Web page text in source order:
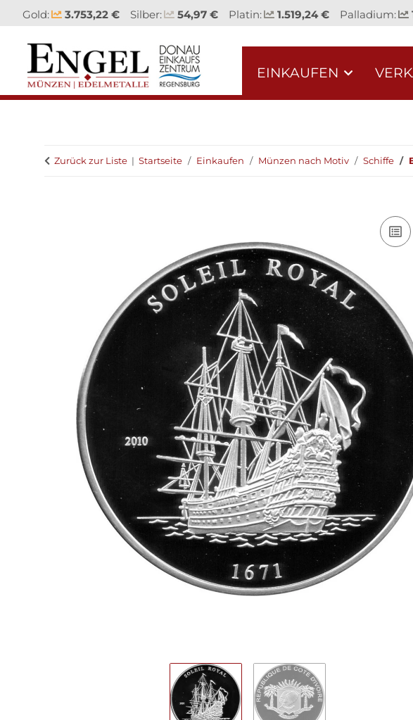
Gold: 3.753,22 € Silber: 54,97 € Platin: 1.519,24 € Palladium:
EINKAUFEN
Zurück zur Liste Startseite Einkaufen Münzen nach Motiv Schiffe